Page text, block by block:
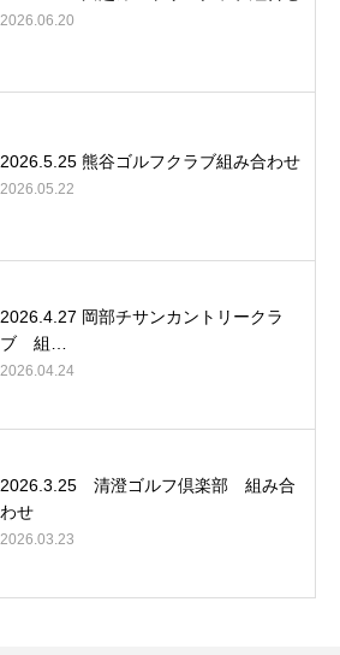
2026.06.20
2026.5.25 熊谷ゴルフクラブ組み合わせ
2026.05.22
2026.4.27 岡部チサンカントリークラ
ブ 組…
2026.04.24
2026.3.25 清澄ゴルフ倶楽部 組み合
わせ
2026.03.23